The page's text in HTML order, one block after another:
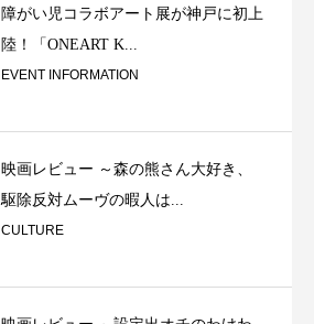
障がい児コラボアート展が神戸に初上
陸！「ONEART K...
EVENT INFORMATION
映画レビュー ～森の熊さん大好き、
駆除反対ムーヴの暇人は...
CULTURE